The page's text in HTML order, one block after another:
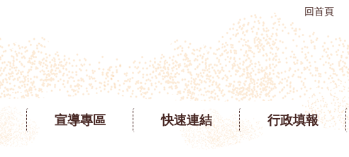
回首頁
宣導專區 快速連結 行政填報